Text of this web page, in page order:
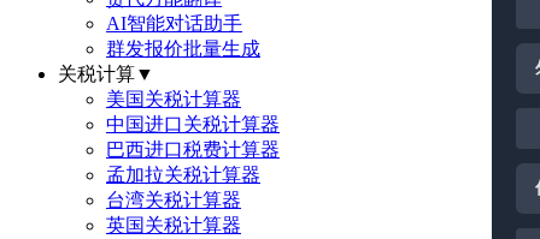
AI智能对话助手
群发报价批量生成
关税计算▼
美国关税计算器
中国进口关税计算器
巴西进口税费计算器
孟加拉关税计算器
台湾关税计算器
英国关税计算器